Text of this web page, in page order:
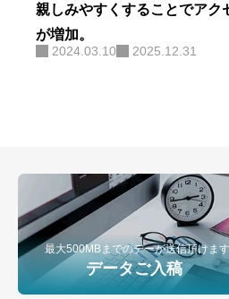
親しみやすくすることでアク
が増加。
2024.03.10 2025.12.31
最大500MBまでのデーが送信頂けま
データご入稿